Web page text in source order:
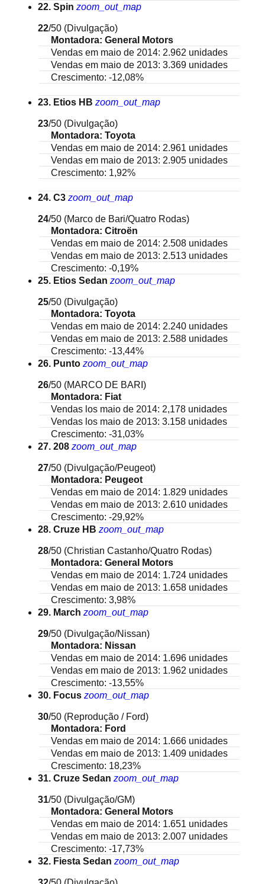
22. Spin zoom_out_map
22/50 (Divulgação)
Montadora: General Motors
Vendas em maio de 2014: 2.962 unidades
Vendas em maio de 2013: 3.369 unidades
Crescimento: -12,08%
23. Etios HB zoom_out_map
23/50 (Divulgação)
Montadora: Toyota
Vendas em maio de 2014: 2.961 unidades
Vendas em maio de 2013: 2.905 unidades
Crescimento: 1,92%
24. C3 zoom_out_map
24/50 (Marco de Bari/Quatro Rodas)
Montadora: Citroën
Vendas em maio de 2014: 2.508 unidades
Vendas em maio de 2013: 2.513 unidades
Crescimento: -0,19%
25. Etios Sedan zoom_out_map
25/50 (Divulgação)
Montadora: Toyota
Vendas em maio de 2014: 2.240 unidades
Vendas em maio de 2013: 2.588 unidades
Crescimento: -13,44%
26. Punto zoom_out_map
26/50 (MARCO DE BARI)
Montadora: Fiat
Vendas los maio de 2014: 2,178 unidades
Vendas los maio de 2013: 3.158 unidades
Crescimento: -31,03%
27. 208 zoom_out_map
27/50 (Divulgação/Peugeot)
Montadora: Peugeot
Vendas em maio de 2014: 1.829 unidades
Vendas em maio de 2013: 2.610 unidades
Crescimento: -29,92%
28. Cruze HB zoom_out_map
28/50 (Christian Castanho/Quatro Rodas)
Montadora: General Motors
Vendas em maio de 2014: 1.724 unidades
Vendas em maio de 2013: 1.658 unidades
Crescimento: 3,98%
29. March zoom_out_map
29/50 (Divulgação/Nissan)
Montadora: Nissan
Vendas em maio de 2014: 1.696 unidades
Vendas em maio de 2013: 1.962 unidades
Crescimento: -13,55%
30. Focus zoom_out_map
30/50 (Reprodução / Ford)
Montadora: Ford
Vendas em maio de 2014: 1.666 unidades
Vendas em maio de 2013: 1.409 unidades
Crescimento: 18,23%
31. Cruze Sedan zoom_out_map
31/50 (Divulgação/GM)
Montadora: General Motors
Vendas em maio de 2014: 1.651 unidades
Vendas em maio de 2013: 2.007 unidades
Crescimento: -17,73%
32. Fiesta Sedan zoom_out_map